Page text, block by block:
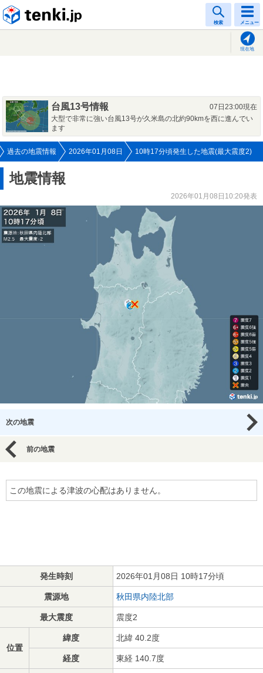
検索 メニュー
現在地
台風13号情報
07日23:00現在
大型で非常に強い台風13号が久米島の北約90kmを西に進んでい
ます
過去の地震情報 2026年01月08日 10時17分頃発生した地震(最大震度2)
地震情報
2026年01月08日10:20発表
次の地震
前の地震
この地震による津波の心配はありません。
発生時刻 2026年01月08日 10時17分頃
震源地 秋田県内陸北部
最大震度 震度2
位置
緯度 北緯 40.2度
経度 東経 140.7度